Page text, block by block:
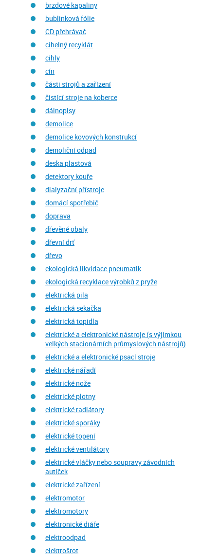
brzdové kapaliny
bublinková fólie
CD přehrávač
cihelný recyklát
cihly
cín
části strojů a zařízení
čistící stroje na koberce
dálnopisy
demolice
demolice kovových konstrukcí
demoliční odpad
deska plastová
detektory kouře
dialyzační přístroje
domácí spotřebič
doprava
dřevěné obaly
dřevní drť
dřevo
ekologická likvidace pneumatik
ekologická recyklace výrobků z pryže
elektrická pila
elektrická sekačka
elektrická topidla
elektrické a elektronické nástroje (s výjimkou
velkých stacionárních průmyslových nástrojů)
elektrické a elektronické psací stroje
elektrické nářadí
elektrické nože
elektrické plotny
elektrické radiátory
elektrické sporáky
elektrické topení
elektrické ventilátory
elektrické vláčky nebo soupravy závodních
autíček
elektrické zařízení
elektromotor
elektromotory
elektronické diáře
elektroodpad
elektrošrot